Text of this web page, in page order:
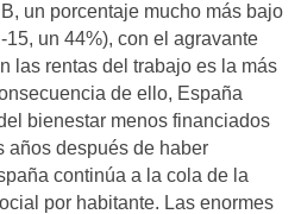
un porcentaje mucho más bajo
un 44%), con el agravante
las rentas del trabajo es la más
de ello, España
bienestar menos financiados
años después de haber
continúa a la cola de la
por habitante. Las enormes